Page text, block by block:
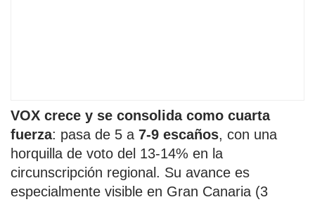
VOX crece y se consolida como cuarta
fuerza: pasa de 5 a 7-9 escaños, con una
horquilla de voto del 13-14% en la
circunscripción regional. Su avance es
especialmente visible en Gran Canaria (3